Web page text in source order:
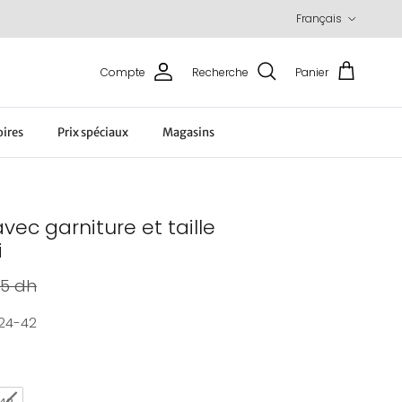
Français
Compte Recherche Panier
Prix spéciaux Magasins
garniture et taille
dh
42